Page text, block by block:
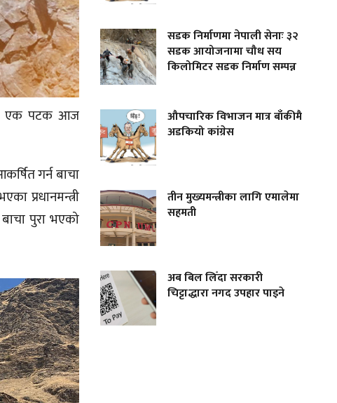
एक पटक आज
गर्न बाचा
प्रधानमन्त्री
पुरा भएको
सडक निर्माणमा नेपाली सेनाः ३२
सडक आयोजनामा चौध सय
किलोमिटर सडक निर्माण सम्पन्न
औपचारिक विभाजन मात्र बाँकीमै
अडकियो कांग्रेस
तीन मुख्यमन्त्रीका लागि एमालेमा
सहमती
अब बिल लिँदा सरकारी
चिट्टाद्धारा नगद उपहार पाइने